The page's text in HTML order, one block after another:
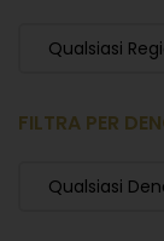
Qualsiasi
FILTRA PER
Qualsiasi